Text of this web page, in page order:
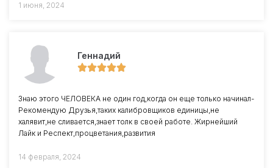
1 июня, 2024
Геннадий
Знаю этого ЧЕЛОВЕКА не один год,когда он еще только начинал-
Рекомендую Друзья,таких калибровщиков единицы,не
халявит,не сливается,знает толк в своей работе. Жирнейший
Лайк и Респект,процветания,развития
14 февраля, 2024